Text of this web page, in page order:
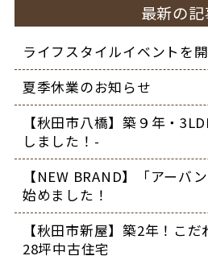
最新の記
ライフスタイルイベントを
夏季休業のお知らせ
【秋田市八橋】築９年・
しました！-
【NEW BRAND】「アーバ
始めました！
【秋田市新屋】築2年！こ
28坪中古住宅